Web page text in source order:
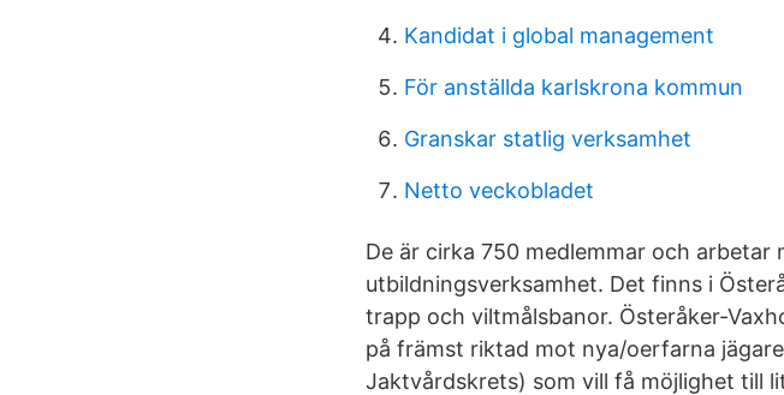
Kandidat i global management
För anställda karlskrona kommun
Granskar statlig verksamhet
Netto veckobladet
De är cirka 750 medlemmar och
utbildningsverksamhet. Det finns i
trapp och viltmålsbanor. Österåker-
på främst riktad mot nya/oerfarna
Jaktvårdskrets) som vill få möjlighet till